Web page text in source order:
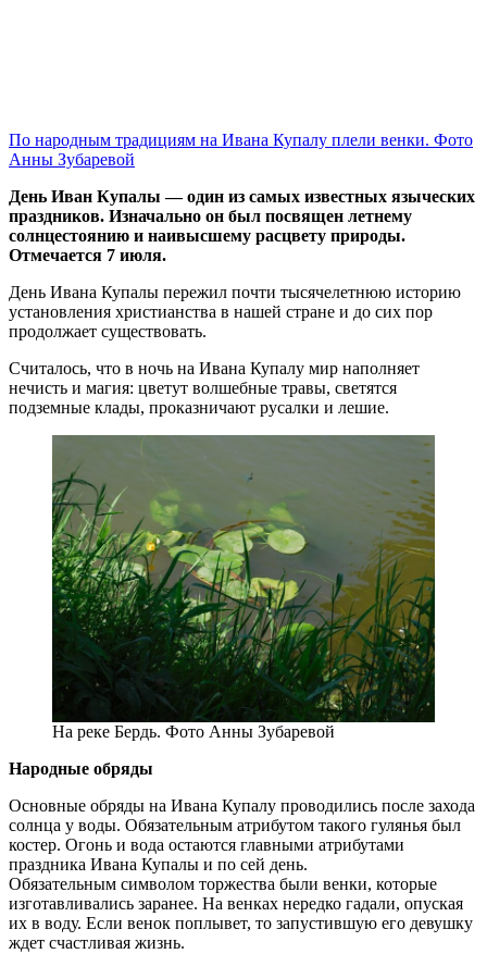
По народным традициям на Ивана Купалу плели венки. Фото
Анны Зубаревой
День Иван Купалы — один из самых известных языческих
праздников. Изначально он был посвящен летнему
солнцестоянию и наивысшему расцвету природы.
Отмечается 7 июля.
День Ивана Купалы пережил почти тысячелетнюю историю
установления христианства в нашей стране и до сих пор
продолжает существовать.
Считалось, что в ночь на Ивана Купалу мир наполняет
нечисть и магия: цветут волшебные травы, светятся
подземные клады, проказничают русалки и лешие.
На реке Бердь. Фото Анны Зубаревой
Народные обряды
Основные обряды на Ивана Купалу проводились после захода
солнца у воды. Обязательным атрибутом такого гулянья был
костер. Огонь и вода остаются главными атрибутами
праздника Ивана Купалы и по сей день.
Обязательным символом торжества были венки, которые
изготавливались заранее. На венках нередко гадали, опуская
их в воду. Если венок поплывет, то запустившую его девушку
ждет счастливая жизнь.